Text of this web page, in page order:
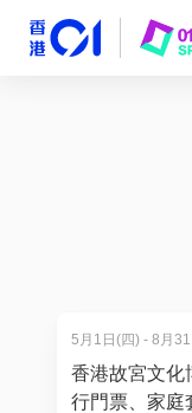
5月1日(四) - 8月
香港故宮文化
行門票、家庭